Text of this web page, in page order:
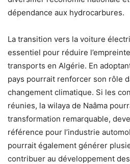
dépendance aux hydrocarbures.
La transition vers la voiture
essentiel pour réduire
transports en Algérie. En
pays pourrait renforcer son rôle
changement climatique. Si les
réunies, la wilaya de Naâma
transformation remarquable,
référence pour l’industrie
pourrait également générer
contribuer au développement